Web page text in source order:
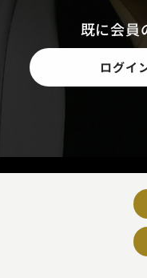
既に会員
ログイ